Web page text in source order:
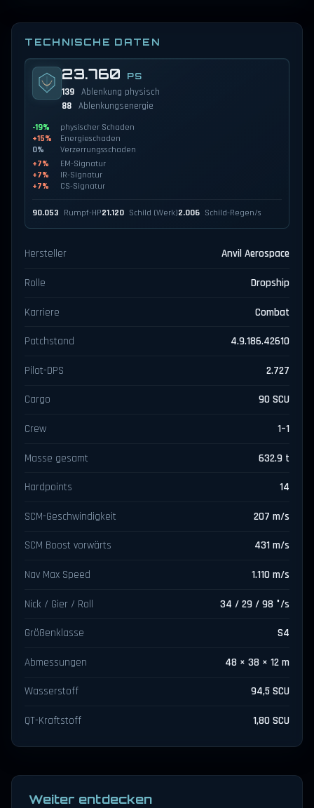
TECHNISCHE DATEN
23.760 PS
139 Ablenkung physisch
88 Ablenkungsenergie
-19%
physischer Schaden
+15%
Energieschaden
0%
Verzerrungsschaden
+7%
EM-Signatur
+7%
IR-Signatur
+7%
CS-Signatur
90.053 Rumpf-HP21.120 Schild (Werk)2.006 Schild-Regen/s
Hersteller Anvil Aerospace
Rolle Dropship
Karriere Combat
Patchstand 4.9.186.42610
Pilot-DPS 2.727
Cargo 90 SCU
Crew 1–1
Masse gesamt 632.9 t
Hardpoints 14
SCM-Geschwindigkeit 207 m/s
SCM Boost vorwärts 431 m/s
Nav Max Speed 1.110 m/s
Nick / Gier / Roll 34 / 29 / 98 °/s
Größenklasse S4
Abmessungen 48 × 38 × 12 m
Wasserstoff 94,5 SCU
QT-Kraftstoff 1,80 SCU
Weiter entdecken